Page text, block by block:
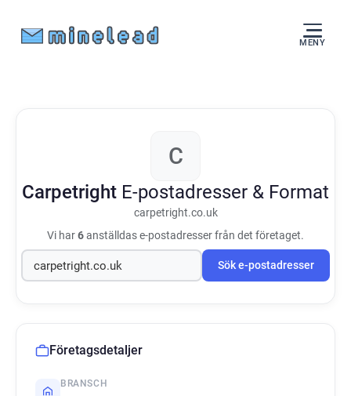
MENY
C
Carpetright E-postadresser & Format
carpetright.co.uk
Vi har6anställdas e-postadresser från det företaget.
Sök e-postadresser
Företagsdetaljer
BRANSCH